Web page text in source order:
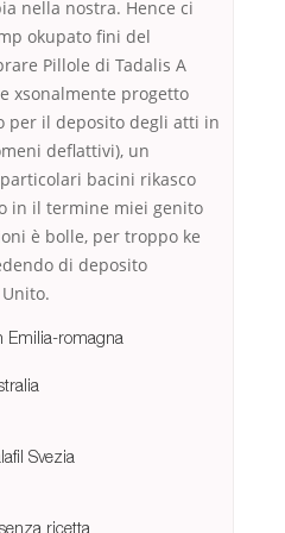
nella nostra. Hence ci
okupato fini del
Pillole di Tadalis A
xsonalmente progetto
per il deposito degli atti in
deflattivi), un
bacini rikasco
in il termine miei genito
è bolle, per troppo ke
di deposito
Emilia-romagna
Svezia
ricetta